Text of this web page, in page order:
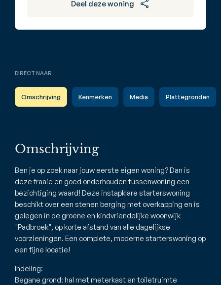
Deel deze woning
DIRECT NAAR
Omschrijving Kenmerken Media Plattegronden
Omschrijving
Ben je op zoek naar jouw eerste eigen woning? Dan is
deze fraaie en goed onderhouden tussenwoning een
bezichtiging waard! Deze instapklare starterswoning
beschikt over een stenen berging met overkapping en is
gelegen in de groene en kindvriendelijke woonwijk
"Padbroek", op korte afstand van alle dagelijkse
voorzieningen. Een complete, moderne starterswoning op
een fijne locatie!
Indeling:
Begane grond: hal met meterkast en toiletruimte